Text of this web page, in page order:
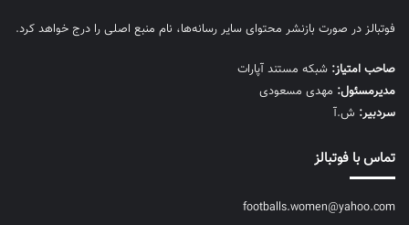
فوتبالز در صورت بازنشر محتوای سایر رسانه‌ها، نام منبع اصلی را درج خواهد کرد.
صاحب امتیاز: شبکه مستند آپارات
مديرمسئول: مهدی مسعودی
سردبیر: ش.آ
تماس با فوتبالز
footballs.women@yahoo.com